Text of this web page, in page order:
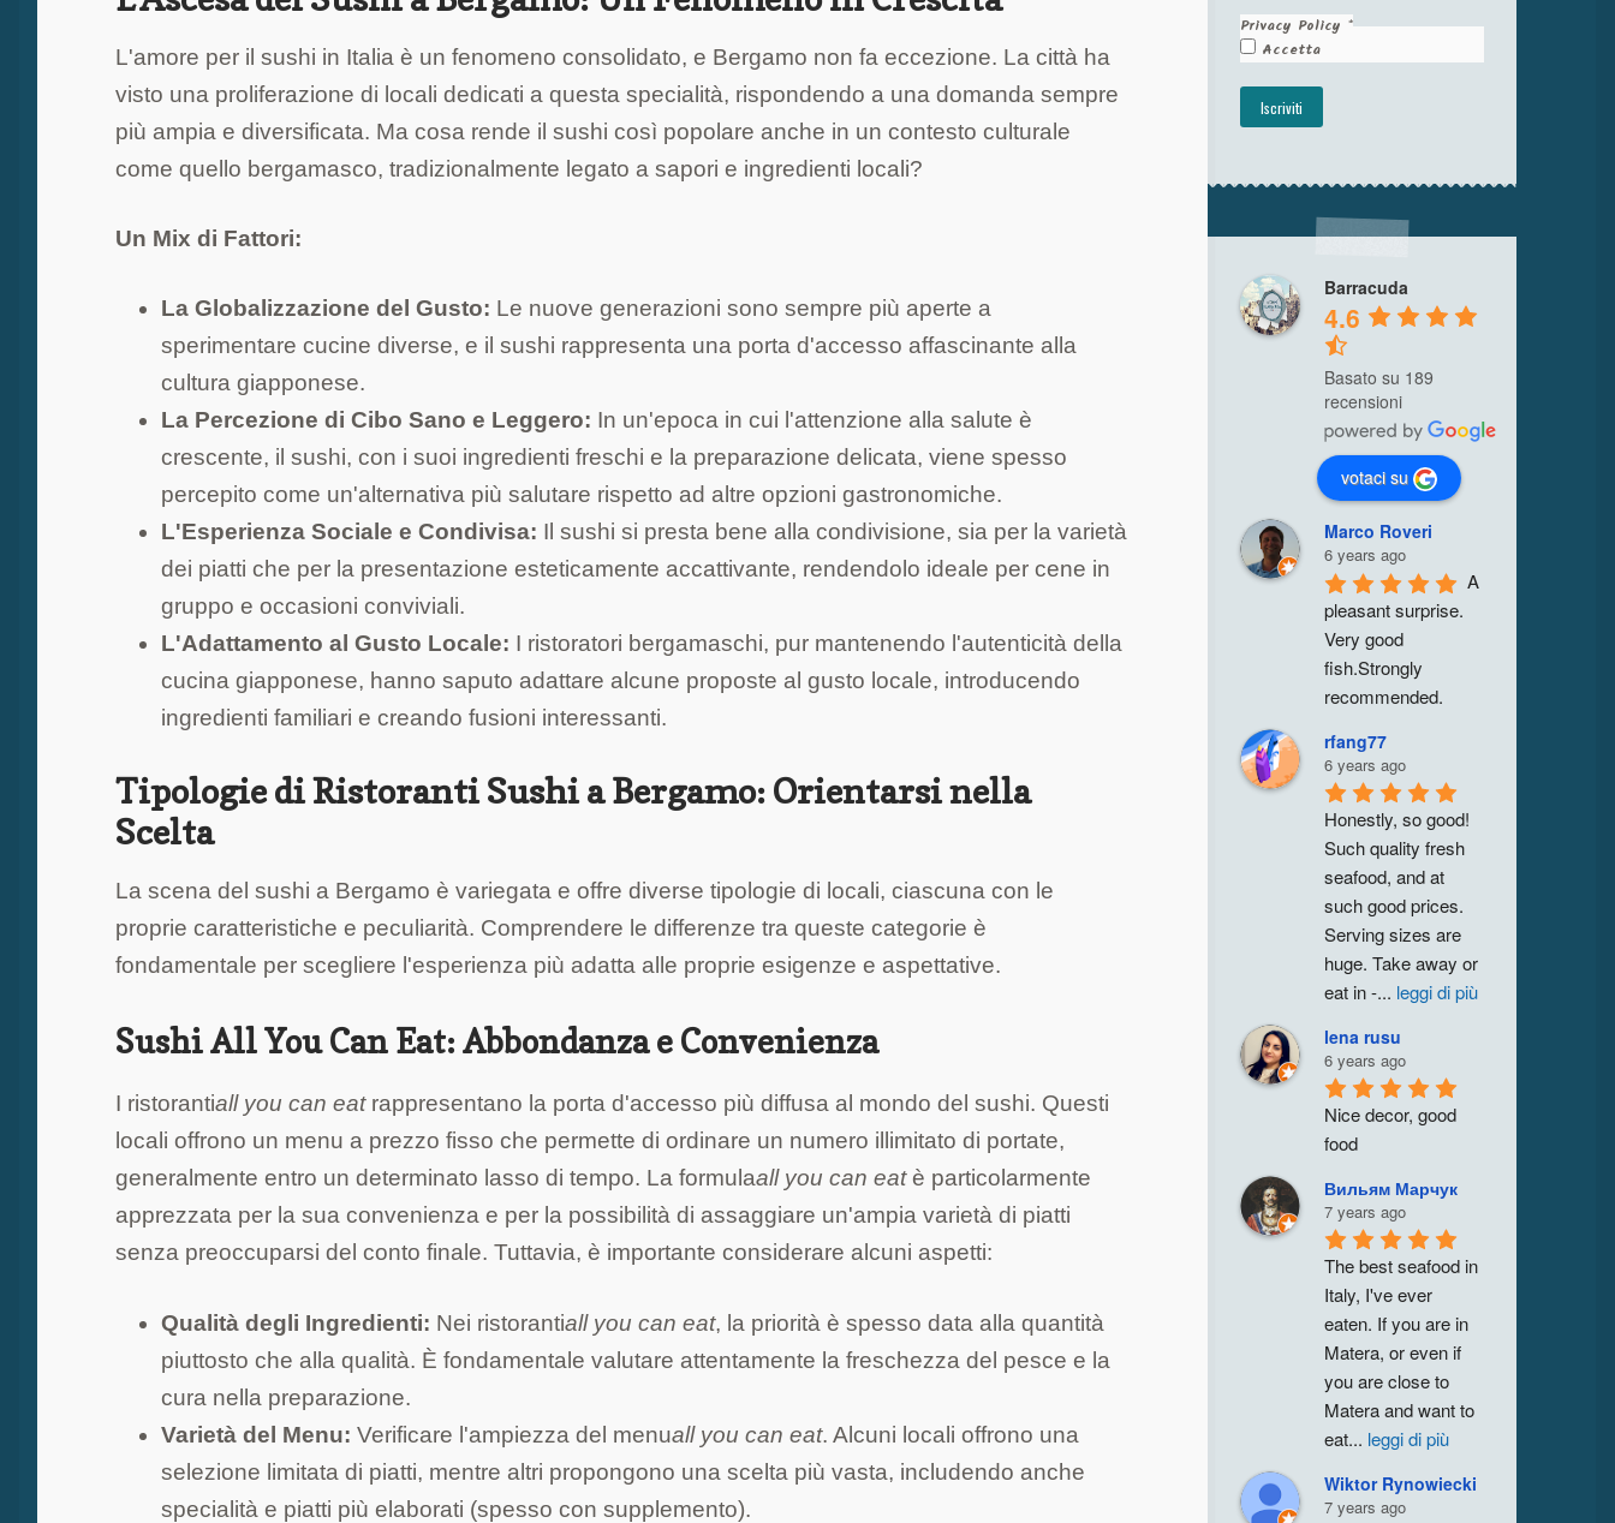
L'amore per il sushi in Italia è un fenomeno consolidato, e Bergamo non fa eccezione. La città ha
visto una proliferazione di locali dedicati a questa specialità, rispondendo a una domanda sempre
più ampia e diversificata. Ma cosa rende il sushi così popolare anche in un contesto culturale
come quello bergamasco, tradizionalmente legato a sapori e ingredienti locali?
Un Mix di Fattori:
La Globalizzazione del Gusto: Le nuove generazioni sono sempre più aperte a
sperimentare cucine diverse, e il sushi rappresenta una porta d'accesso affascinante alla
cultura giapponese.
La Percezione di Cibo Sano e Leggero: In un'epoca in cui l'attenzione alla salute è
crescente, il sushi, con i suoi ingredienti freschi e la preparazione delicata, viene spesso
percepito come un'alternativa più salutare rispetto ad altre opzioni gastronomiche.
L'Esperienza Sociale e Condivisa: Il sushi si presta bene alla condivisione, sia per la varietà
dei piatti che per la presentazione esteticamente accattivante, rendendolo ideale per cene in
gruppo e occasioni conviviali.
L'Adattamento al Gusto Locale: I ristoratori bergamaschi, pur mantenendo l'autenticità della
cucina giapponese, hanno saputo adattare alcune proposte al gusto locale, introducendo
ingredienti familiari e creando fusioni interessanti.
Tipologie di Ristoranti Sushi a Bergamo: Orientarsi nella
Scelta
La scena del sushi a Bergamo è variegata e offre diverse tipologie di locali, ciascuna con le
proprie caratteristiche e peculiarità. Comprendere le differenze tra queste categorie è
fondamentale per scegliere l'esperienza più adatta alle proprie esigenze e aspettative.
Sushi All You Can Eat: Abbondanza e Convenienza
I ristorantiall you can eatrappresentano la porta d'accesso più diffusa al mondo del sushi. Questi
locali offrono un menu a prezzo fisso che permette di ordinare un numero illimitato di portate,
generalmente entro un determinato lasso di tempo. La formulaall you can eatè particolarmente
apprezzata per la sua convenienza e per la possibilità di assaggiare un'ampia varietà di piatti
senza preoccuparsi del conto finale. Tuttavia, è importante considerare alcuni aspetti:
Qualità degli Ingredienti: Nei ristorantiall you can eat, la priorità è spesso data alla quantità
piuttosto che alla qualità. È fondamentale valutare attentamente la freschezza del pesce e la
cura nella preparazione.
Varietà del Menu: Verificare l'ampiezza del menuall you can eat. Alcuni locali offrono una
selezione limitata di piatti, mentre altri propongono una scelta più vasta, includendo anche
specialità e piatti più elaborati (spesso con supplemento).
Privacy Policy *
Accetta
Barracuda
4.6
Basato su 189
recensioni
votaci su
Marco Roveri
6 years ago
A
pleasant surprise.
Very good
fish.Strongly
recommended.
rfang77
6 years ago
Honestly, so good!
Such quality fresh
seafood, and at
such good prices.
Serving sizes are
huge. Take away or
eat in -... leggi di più
lena rusu
6 years ago
Nice decor, good
food
Вильям Марчук
7 years ago
The best seafood in
Italy, I've ever
eaten. If you are in
Matera, or even if
you are close to
Matera and want to
eat... leggi di più
Wiktor Rynowiecki
7 years ago